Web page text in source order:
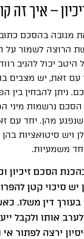
– איך זה
מגובה בהסכם כתוב
הרוצה לשמור על
יכול להניב
עם זאת, יש מצבים
ניתן להבחין בין
הסכם נרשמות מיני
שנפגע מהן. יחד עם
ויש סיטואציות
חד משמעיות.
הסכם זיכיון
יש סיכוי קטן
בעורך דין משלו.
אותו ולקבל
ירצה לפתור